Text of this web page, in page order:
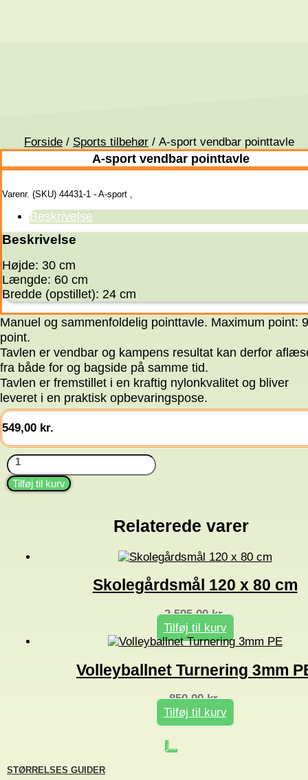
Forside / Sports tilbehør / A-sport vendbar pointtavle
A-sport vendbar pointtavle
Varenr. (SKU) 44431-1 - A-sport ,
Beskrivelse
Beskrivelse
Højde: 30 cm
Længde: 60 cm
Bredde (opstillet): 24 cm
Manuel og sammenfoldelig pointtavle. Maximum point:
point.
Tavlen er vendbar og kampens resultat kan derfor
fra både for og bagside på samme tid.
Tavlen er fremstillet i en kraftig nylonkvalitet og bliver
leveret i en praktisk opbevaringspose.
549,00 kr.
A-
sport
vendbar
pointtavle
Tilføj til kurv
Relaterede varer
Skolegårdsmål 120 x 80 cm
2.595,00kr.
Tilføj til kurv
Volleyballnet Turnering 3mm
850,00kr.
Tilføj til kurv
STØRRELSES GUIDER